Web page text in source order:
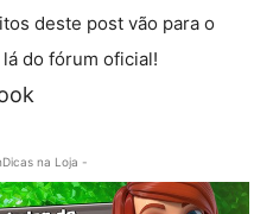
deste post vão para o
lá do fórum oficial!
na Loja -